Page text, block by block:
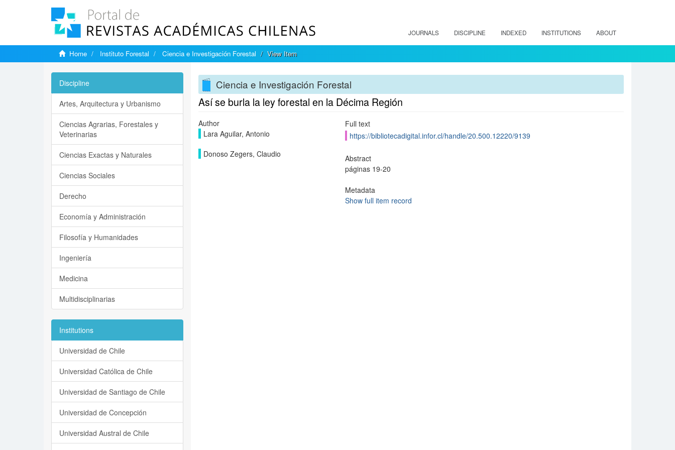
JOURNALS DISCIPLINE INDEXED INSTITUTIONS ABOUT
Home Instituto Forestal Ciencia e Investigación Forestal View Item
Ciencia e Investigación Forestal
Así se burla la ley forestal en la Décima Región
Author
Lara Aguilar, Antonio
Donoso Zegers, Claudio
Full text
https://bibliotecadigital.infor.cl/handle/20.500.12220/9139
Abstract
páginas 19-20
Metadata
Show full item record
Discipline
Artes, Arquitectura y Urbanismo
Ciencias Agrarias, Forestales y
Veterinarias
Ciencias Exactas y Naturales
Ciencias Sociales
Derecho
Economía y Administración
Filosofía y Humanidades
Ingeniería
Medicina
Multidisciplinarias
Institutions
Universidad de Chile
Universidad Católica de Chile
Universidad de Santiago de Chile
Universidad de Concepción
Universidad Austral de Chile